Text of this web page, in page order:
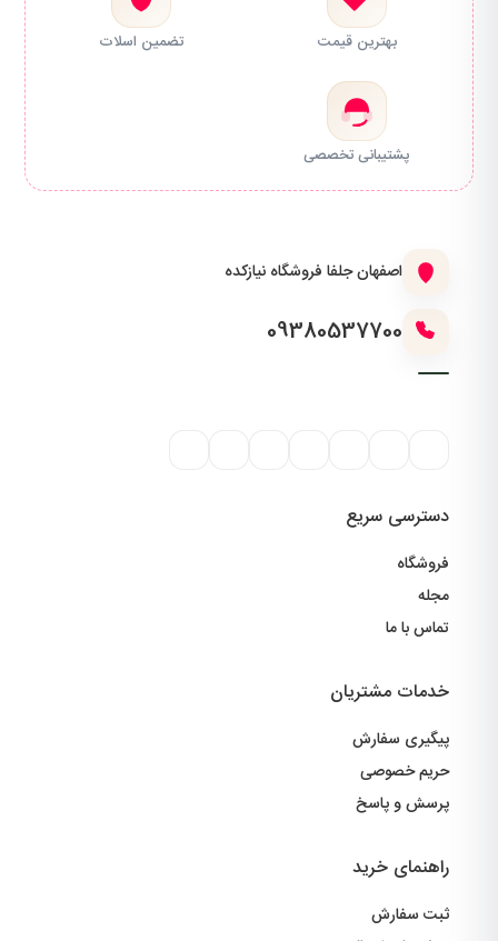
بهترین قیمت تضمین اسلات
پشتیبانی تخصصی
اصفهان جلفا فروشگاه نیازکده
09380537700
دسترسی سریع
فروشگاه
مجله
تماس با ما
خدمات مشتریان
پیگیری سفارش
حریم خصوصی
پرسش و پاسخ
راهنمای خرید
ثبت سفارش